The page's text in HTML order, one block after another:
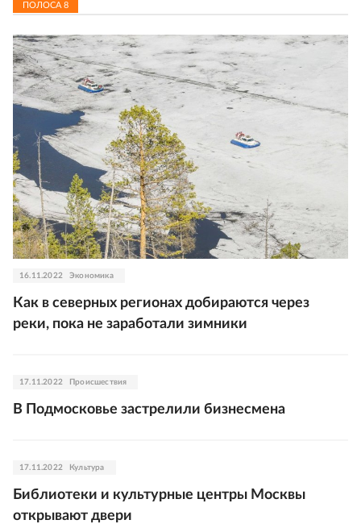
ПОЛОСА8
16.11.2022 Экономика
Как в северных регионах добираются через
реки, пока не заработали зимники
17.11.2022 Происшествия
В Подмосковье застрелили бизнесмена
17.11.2022 Культура
Библиотеки и культурные центры Москвы
открывают двери